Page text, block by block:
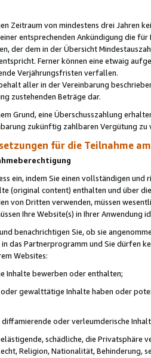
Zeitraum von mindestens drei Jahren
entsprechenden Ankündigung die
der dem in der Übersicht
Ferner können eine etwaig
Verjährungsfristen verfallen.
aller in der Vereinbarung
zustehenden Beträge dar.
Grund, eine Überschusszahlung
zukünftig zahlbaren Vergütung zu
für die Teilnahme
ein, indem Sie einen vollständigen
(original content) enthalten und über
von Dritten verwenden, müssen
Ihre Website(s) in Ihrer Anwendung
benachrichtigen Sie, ob sie
das Partnerprogramm und Sie dürfen
Websites:
Inhalte bewerben oder enthalten;
gewalttätige Inhalte haben oder
oder verleumderische
schädliche, die Privatsphäre
Religion, Nationalität, Behinderung,